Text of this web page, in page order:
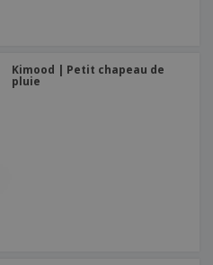
Kimood | Petit chapeau de
pluie